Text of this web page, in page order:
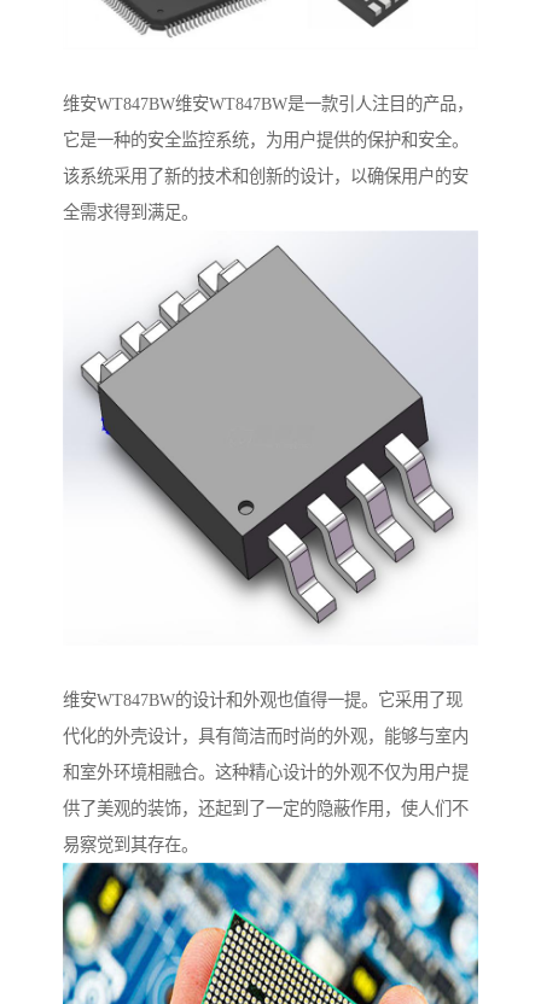
维安WT847BW维安WT847BW是一款引人注目的产品，
它是一种的安全监控系统，为用户提供的保护和安全。
该系统采用了新的技术和创新的设计，以确保用户的安
全需求得到满足。
维安WT847BW的设计和外观也值得一提。它采用了现
代化的外壳设计，具有简洁而时尚的外观，能够与室内
和室外环境相融合。这种精心设计的外观不仅为用户提
供了美观的装饰，还起到了一定的隐蔽作用，使人们不
易察觉到其存在。